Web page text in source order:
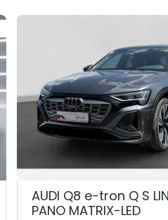
AUDI Q8 e-tron Q S
PANO MATRIX-LED